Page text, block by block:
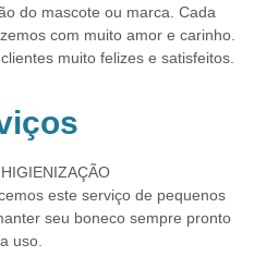
do mascote ou marca. Cada
com muito amor e carinho.
muito felizes e satisfeitos.
este serviço de pequenos
seu boneco sempre pronto
uso.